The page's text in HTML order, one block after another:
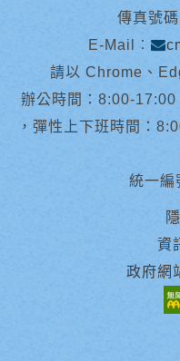
傳真號
E-Mail︰
請以 Chrome、
辦公時間：8:00-
，彈性上下班時間：
統一編
資
政府網